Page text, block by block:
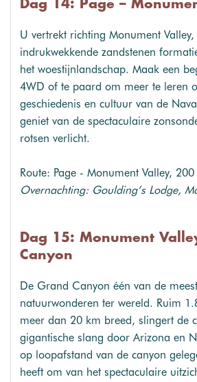
Dag 14: Page –
U vertrekt richting Monument
indrukwekkende zandstenen
het woestijnlandschap. Maak een
4WD of te paard om meer te leren
geschiedenis en cultuur van de
geniet van de spectaculaire
rotsen verlicht.
Route: Page - Monument Valley,
Overnachting: Goulding’s Lodge,
Dag 15: Monument
Canyon
De Grand Canyon één van de
natuurwonderen ter wereld. Ruim
meer dan 20 km breed, slingert de
gigantische slang door Arizona en
op loopafstand van de canyon
heeft om van het spectaculaire